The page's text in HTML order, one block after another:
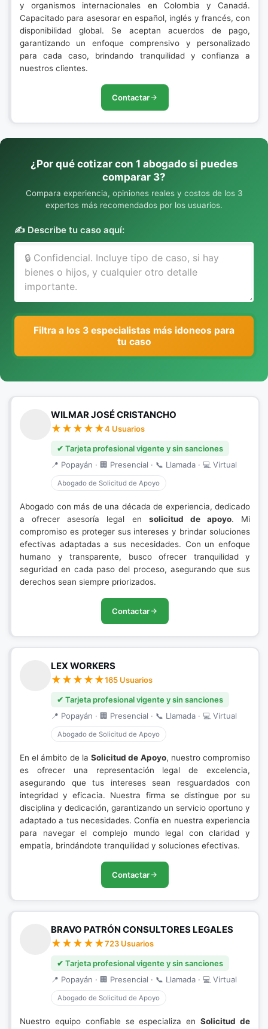
y organismos internacionales en Colombia y Canadá.
Capacitado para asesorar en español, inglés y francés, con
disponibilidad global. Se aceptan acuerdos de pago,
garantizando un enfoque comprensivo y personalizado
para cada caso, brindando tranquilidad y confianza a
nuestros clientes.
Contactar
¿Por qué cotizar con 1 abogado si puedes
comparar 3?
Compara experiencia, opiniones reales y costos de los 3
expertos más recomendados por los usuarios.
✍️ Describe tu caso aquí:
Filtra a los 3 especialistas más idoneos para
tu caso
WILMAR JOSÉ CRISTANCHO
4 Usuarios
✔ Tarjeta profesional vigente y sin sanciones
📍 Popayán · 🏢 Presencial · 📞 Llamada · 💻 Virtual
Abogado de Solicitud de Apoyo
Abogado con más de una década de experiencia, dedicado
a ofrecer asesoría legal en solicitud de apoyo. Mi
compromiso es proteger sus intereses y brindar soluciones
efectivas adaptadas a sus necesidades. Con un enfoque
humano y transparente, busco ofrecer tranquilidad y
seguridad en cada paso del proceso, asegurando que sus
derechos sean siempre priorizados.
Contactar
LEX WORKERS
165 Usuarios
✔ Tarjeta profesional vigente y sin sanciones
📍 Popayán · 🏢 Presencial · 📞 Llamada · 💻 Virtual
Abogado de Solicitud de Apoyo
En el ámbito de laSolicitud de Apoyo, nuestro compromiso
es ofrecer una representación legal de excelencia,
asegurando que tus intereses sean resguardados con
integridad y eficacia. Nuestra firma se distingue por su
disciplina y dedicación, garantizando un servicio oportuno y
adaptado a tus necesidades. Confía en nuestra experiencia
para navegar el complejo mundo legal con claridad y
empatía, brindándote tranquilidad y soluciones efectivas.
Contactar
BRAVO PATRÓN CONSULTORES LEGALES
723 Usuarios
✔ Tarjeta profesional vigente y sin sanciones
📍 Popayán · 🏢 Presencial · 📞 Llamada · 💻 Virtual
Abogado de Solicitud de Apoyo
Nuestro equipo confiable se especializa enSolicitud de